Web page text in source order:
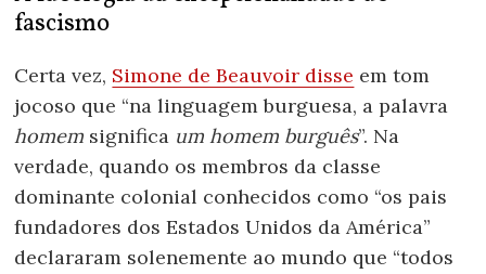
fascismo
Certa vez, Simone de Beauvoir disse em tom
jocoso que “na linguagem burguesa, a palavra
homem significa um homem burguês”. Na
verdade, quando os membros da classe
dominante colonial conhecidos como “os pais
fundadores dos Estados Unidos da América”
declararam solenemente ao mundo que “todos